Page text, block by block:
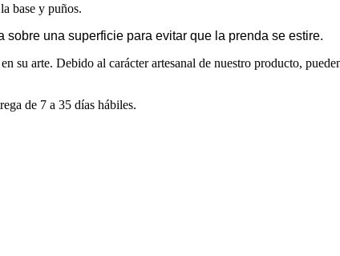
base y puños.
una superficie para evitar que la prenda se estire.
su arte. Debido al carácter artesanal de nuestro producto,
de 7 a 35 días hábiles.